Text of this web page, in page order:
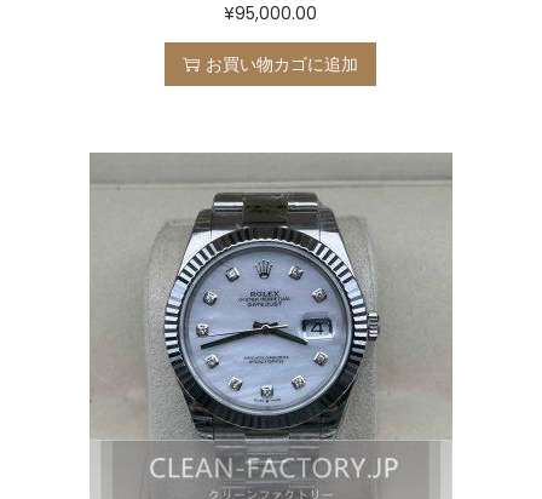
¥95,000.00
お買い物カゴに追加